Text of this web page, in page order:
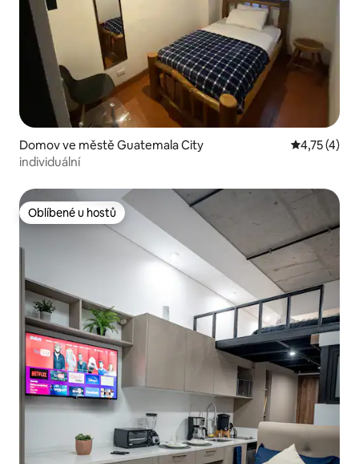
Domov ve městě Guatemala City Průměrné
4,75 (4)
individuální
Oblíbené u hostů
Oblíbené u hostů